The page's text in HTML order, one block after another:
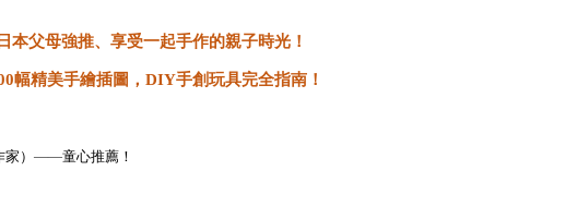
日本父母強推、享受一起手作的親子時光！
幅精美手繪插圖，DIY手創玩具完全指南！
） ——童心推薦！